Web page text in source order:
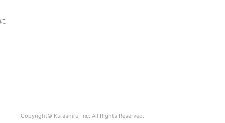
Copyright© Kurashiru, Inc. All Rights Reserved.